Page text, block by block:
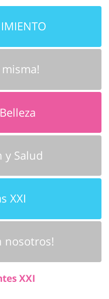
y Salud
XXI
nosotros!
XXI